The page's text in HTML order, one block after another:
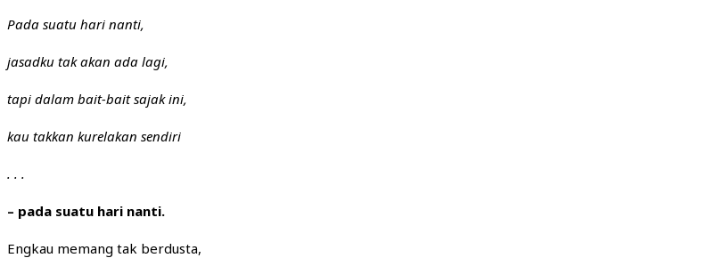
Pada suatu hari nanti,
jasadku tak akan ada lagi,
tapi dalam bait-bait sajak ini,
kau takkan kurelakan sendiri
. . .
– pada suatu hari nanti.
Engkau memang tak berdusta,